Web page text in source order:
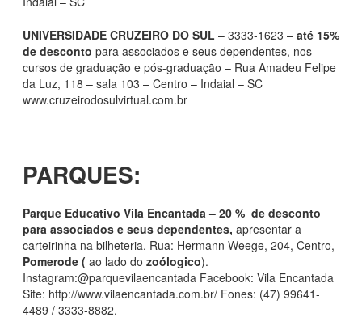
UNIVERSIDADE CRUZEIRO DO SUL – 3333-1623 – até 15%
de desconto para associados e seus dependentes, nos
cursos de graduação e pós-graduação – Rua Amadeu Felipe
da Luz, 118 – sala 103 – Centro – Indaial – SC
www.cruzeirodosulvirtual.com.br
PARQUES:
Parque Educativo Vila Encantada – 20 % de desconto
para associados e seus dependentes, apresentar a
carteirinha na bilheteria. Rua: Hermann Weege, 204, Centro,
Pomerode ( ao lado do zoólogico).
Instagram:@parquevilaencantada Facebook: Vila Encantada
Site: http://www.vilaencantada.com.br/ Fones: (47) 99641-
4489 / 3333-8882.